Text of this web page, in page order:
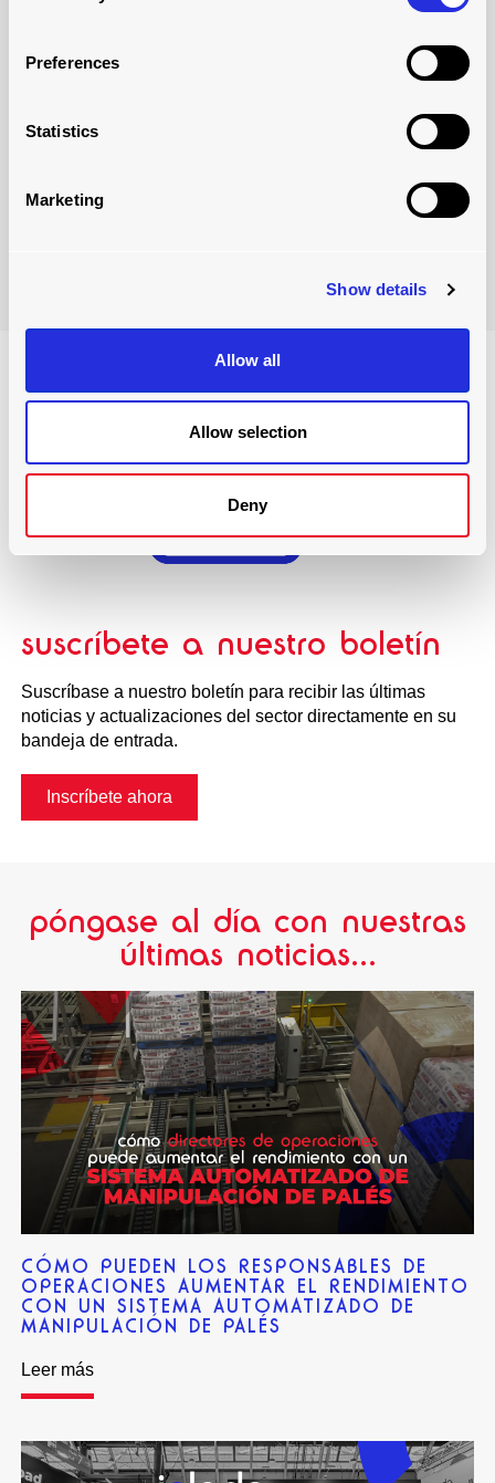
Preferences
Statistics
Marketing
Show details
Allow all
Allow selection
Deny
suscríbete a nuestro boletín
Suscríbase a nuestro boletín para recibir las últimas
noticias y actualizaciones del sector directamente en su
bandeja de entrada.
Inscríbete ahora
póngase al día con nuestras
últimas noticias...
CÓMO PUEDEN LOS RESPONSABLES DE
OPERACIONES AUMENTAR EL RENDIMIENTO
CON UN SISTEMA AUTOMATIZADO DE
MANIPULACIÓN DE PALÉS
Leer más